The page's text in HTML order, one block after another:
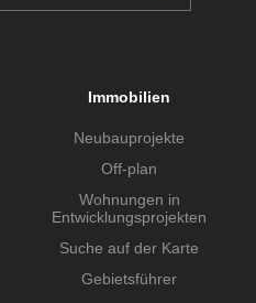
Immobilien
Neubauprojekte
Off-plan
Wohnungen in
Entwicklungsprojekten
Suche auf der Karte
Gebietsführer